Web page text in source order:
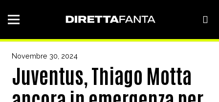
Novembre 30, 2024
Juventus, Thiago Motta